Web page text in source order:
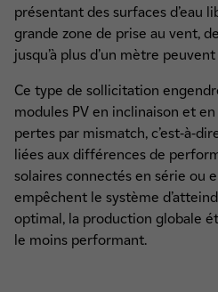
présentant des surfaces d’eau
grande zone de prise au vent,
jusqu’à plus d’un mètre
Ce type de sollicitation
modules PV en inclinaison et
pertes par mismatch, c’est-à-
liées aux différences de
solaires connectés en série ou
empêchent le système
optimal, la production globale
le moins performant.